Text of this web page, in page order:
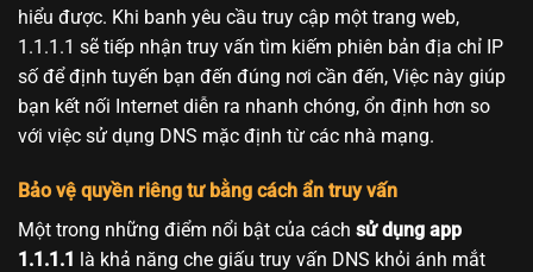
hiểu được. Khi banh yêu cầu truy cập một trang web,
1.1.1.1 sẽ tiếp nhận truy vấn tìm kiếm phiên bản địa chỉ IP
số để định tuyến bạn đến đúng nơi cần đến, Việc này giúp
bạn kết nối Internet diễn ra nhanh chóng, ổn định hơn so
với việc sử dụng DNS mặc định từ các nhà mạng.
Bảo vệ quyền riêng tư bằng cách ẩn truy vấn
Một trong những điểm nổi bật của cách sử dụng app
1.1.1.1 là khả năng che giấu truy vấn DNS khỏi ánh mắt